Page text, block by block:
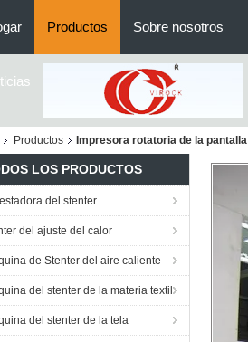
Productos Sobre nosotros
Productos Impresora rotatoria de la pantalla
LOS PRODUCTOS
del stenter
del ajuste del calor
de Stenter del aire caliente
del stenter de la materia textil
del stenter de la tela